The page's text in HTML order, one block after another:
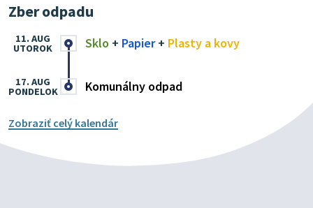
Zber odpadu
Sklo + Papier+ Plasty a kovy
11. AUG
UTOROK
Komunálny odpad
17. AUG
PONDELOK
Zobraziť celý kalendár